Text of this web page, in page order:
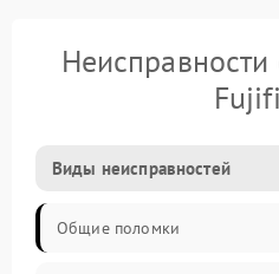
Виды неисправностей
Общие поломки